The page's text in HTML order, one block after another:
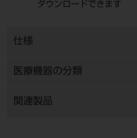
ダウンロードできます
仕様
医療機器の分類
関連製品